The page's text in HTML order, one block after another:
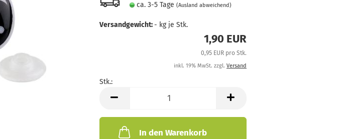
ca. 3-5 Tage (Ausland abweichend)
Versandgewicht:- kg je Stk.
1,90 EUR
0,95 EUR pro Stk.
inkl. 19% MwSt. zzgl. Versand
Stk.:
In den Warenkorb